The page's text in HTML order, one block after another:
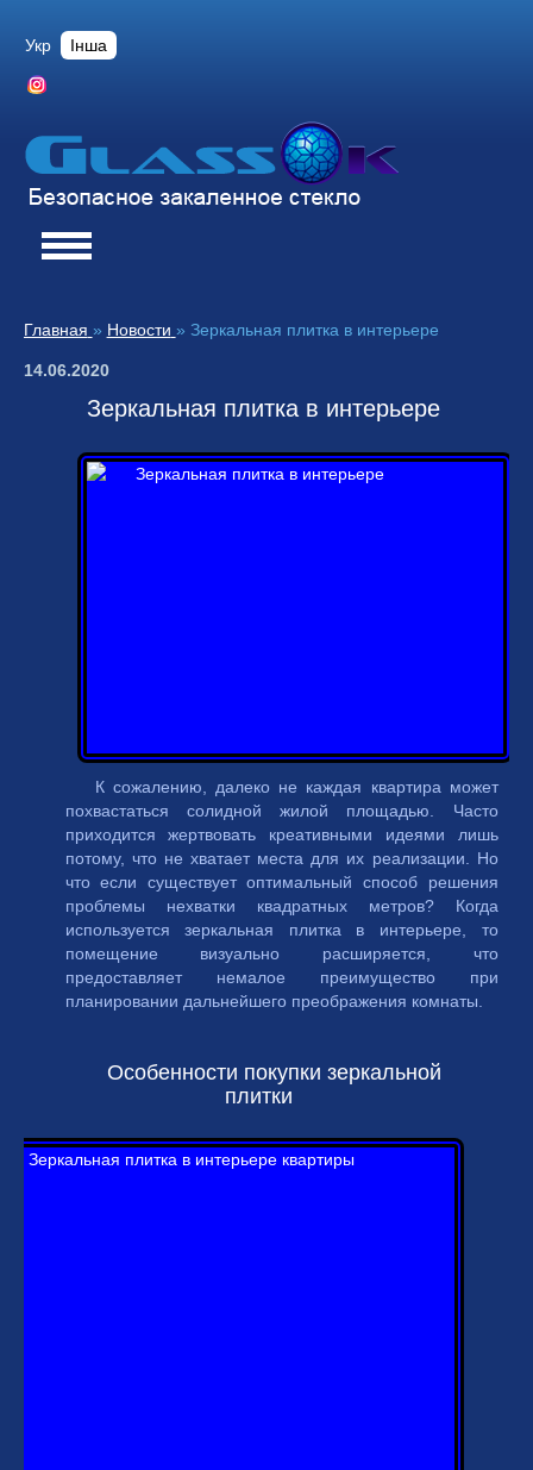
Укр Інша
Главная » Новости » Зеркальная плитка в интерьере
14.06.2020
Зеркальная плитка в интерьере
К сожалению, далеко не каждая квартира может
похвастаться солидной жилой площадью. Часто
приходится жертвовать креативными идеями лишь
потому, что не хватает места для их реализации. Но
что если существует оптимальный способ решения
проблемы нехватки квадратных метров? Когда
используется зеркальная плитка в интерьере, то
помещение визуально расширяется, что
предоставляет немалое преимущество при
планировании дальнейшего преображения комнаты.
Особенности покупки зеркальной
плитки